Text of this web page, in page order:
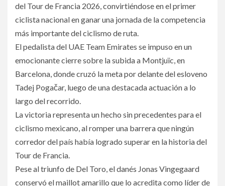
del Tour de Francia 2026, convirtiéndose en el primer
ciclista nacional en ganar una jornada de la competencia
más importante del ciclismo de ruta.
El pedalista del UAE Team Emirates se impuso en un
emocionante cierre sobre la subida a Montjuïc, en
Barcelona, donde cruzó la meta por delante del esloveno
Tadej Pogačar, luego de una destacada actuación a lo
largo del recorrido.
La victoria representa un hecho sin precedentes para el
ciclismo mexicano, al romper una barrera que ningún
corredor del país había logrado superar en la historia del
Tour de Francia.
Pese al triunfo de Del Toro, el danés Jonas Vingegaard
conservó el maillot amarillo que lo acredita como líder de